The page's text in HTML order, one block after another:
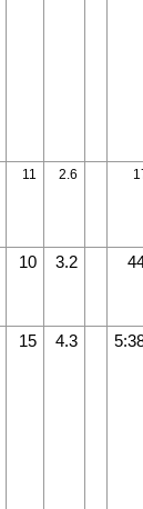
11 2.6
10 3.2
15 4.3